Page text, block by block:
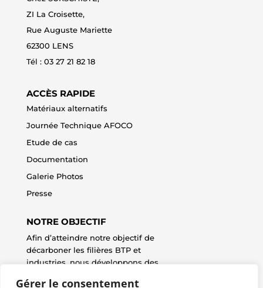
Gérer le consentement
ZI La Croisette,
Rue Auguste Mariette
62300 LENS
Tél : 03 27 21 82 18
ACCÈS RAPIDE
Matériaux alternatifs
Journée Technique AFOCO
Etude de cas
Documentation
Galerie Photos
Presse
NOTRE OBJECTIF
Afin d’atteindre notre objectif de
décarboner les filières BTP et
industries, nous développons des